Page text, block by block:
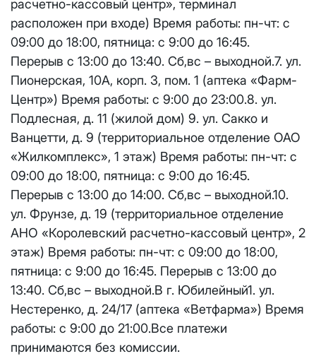
расчетно-кассовый центр», терминал
расположен при входе) Время работы: пн-чт: с
09:00 до 18:00, пятница: с 9:00 до 16:45.
Перерыв с 13:00 до 13:40. Сб,вс – выходной.7. ул.
Пионерская, 10А, корп. 3, пом. 1 (аптека «Фарм-
Центр») Время работы: с 9:00 до 23:00.8. ул.
Подлесная, д. 11 (жилой дом) 9. ул. Сакко и
Ванцетти, д. 9 (территориальное отделение ОАО
«Жилкомплекс», 1 этаж) Время работы: пн-чт: с
09:00 до 18:00, пятница: с 9:00 до 16:45.
Перерыв с 13:00 до 14:00. Сб,вс – выходной.10.
ул. Фрунзе, д. 19 (территориальное отделение
АНО «Королевский расчетно-кассовый центр», 2
этаж) Время работы: пн-чт: с 09:00 до 18:00,
пятница: с 9:00 до 16:45. Перерыв с 13:00 до
13:40. Сб,вс – выходной.В г. Юбилейный1. ул.
Нестеренко, д. 24/17 (аптека «Ветфарма») Время
работы: с 9:00 до 21:00.Все платежи
принимаются без комиссии.
Оптима
Спутник 100
МойДом200
Спутник 200
МойДом300
Эксклюзив
МойДом500
Спутник 300
Эксклюзив + Кино
Спутник 500
рабочий день после отправки Вам новых сетевых
реквизитов.
Ежемесячная абонентская плата за публичный IP-
адрес составляет
100 руб.
Оформляя заявку на выделение публичного IP-
адреса, Вы соглашаетесь с условиями
предоставления услуги.
Блокировка данной услуги невозможна. При
отсутствии оплаты за услугу публичный IP-адрес в
течение трех календарных месяцев, публичный IP-
адрес будет автоматически изменен на приватный
IP-адрес и предоставление услуги публичный IP-
адрес будет прекращено без дополнительного
уведомления.
Получить новые сетевые реквизиты можно по
эл.почтеsupport@vermont-it.ruили телефону+7
(495) 543-88-50.